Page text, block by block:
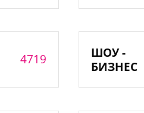
4719
ШОУ -
БИЗНЕС